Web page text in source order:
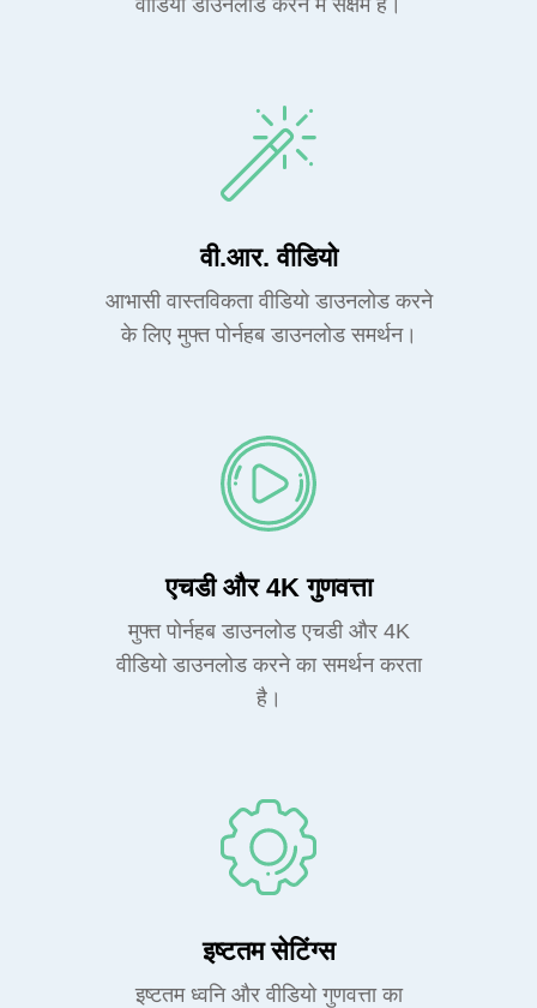
वीडियो डाउनलोड करने में सक्षम है।
वी.आर. वीडियो
आभासी वास्तविकता वीडियो डाउनलोड करने
के लिए मुफ्त पोर्नहब डाउनलोड समर्थन।
एचडी और 4K गुणवत्ता
मुफ्त पोर्नहब डाउनलोड एचडी और 4K
वीडियो डाउनलोड करने का समर्थन करता
है।
इष्टतम सेटिंग्स
इष्टतम ध्वनि और वीडियो गुणवत्ता का